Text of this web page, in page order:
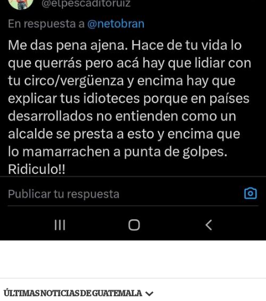
ÚLTIMAS NOTICIAS DE GUATEMALA